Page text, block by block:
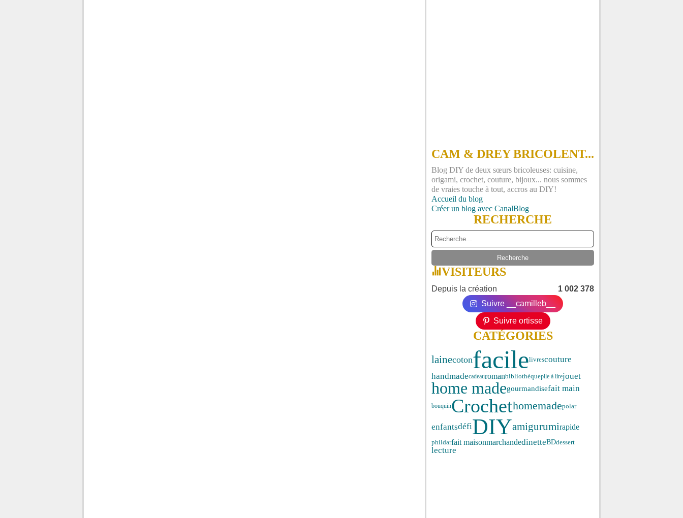
CAM & DREY BRICOLENT...
Blog DIY de deux sœurs bricoleuses: cuisine,
origami, crochet, couture, bijoux... nous sommes
de vraies touche à tout, accros au DIY!
Accueil du blog
Créer un blog avec CanalBlog
RECHERCHE
VISITEURS
Depuis la création
1 002 378
Suivre __camilleb__
Suivre ortisse
CATÉGORIES
lainecotonfacilelivrescouture
handmadecadeauromanbibliothèquepile à lirejouet
home madegourmandisefait main
bouquinCrochethomemadepolar
enfantsdéfiDIYamigurumirapide
phildarfait maisonmarchandedinetteBDdessert
lecture